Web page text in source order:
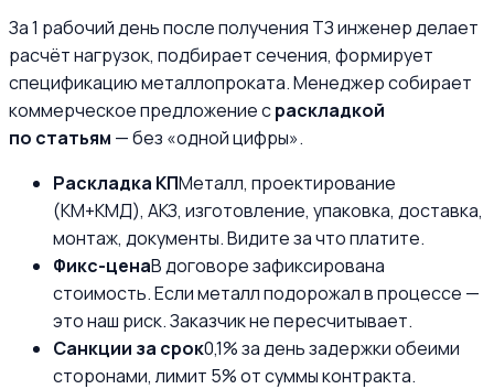
За 1 рабочий день после получения ТЗ инженер делает
расчёт нагрузок, подбирает сечения, формирует
спецификацию металлопроката. Менеджер собирает
коммерческое предложение сраскладкой
по статьям — без «одной цифры».
Раскладка КПМеталл, проектирование
(КМ+КМД), АКЗ, изготовление, упаковка, доставка,
монтаж, документы. Видите за что платите.
Фикс-ценаВ договоре зафиксирована
стоимость. Если металл подорожал в процессе —
это наш риск. Заказчик не пересчитывает.
Санкции за срок0,1% за день задержки обеими
сторонами, лимит 5% от суммы контракта.